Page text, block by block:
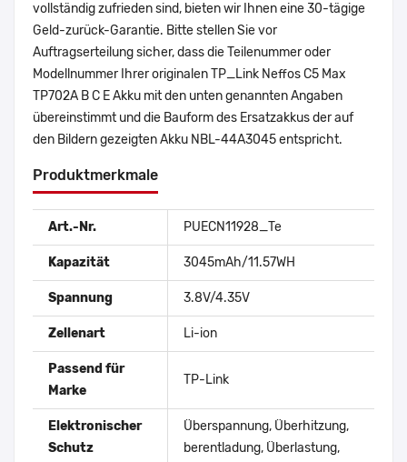
vollständig zufrieden sind, bieten wir Ihnen eine 30-tägige
Geld-zurück-Garantie. Bitte stellen Sie vor
Auftragserteilung sicher, dass die Teilenummer oder
Modellnummer Ihrer originalen TP_Link Neffos C5 Max
TP702A B C E Akku mit den unten genannten Angaben
übereinstimmt und die Bauform des Ersatzakkus der auf
den Bildern gezeigten Akku NBL-44A3045 entspricht.
Produktmerkmale
Art.-Nr. PUECN11928_Te
Kapazität 3045mAh/11.57WH
Spannung 3.8V/4.35V
Zellenart Li-ion
Passend für
Marke
TP-Link
Elektronischer
Schutz
Überspannung, Überhitzung,
berentladung, Überlastung,